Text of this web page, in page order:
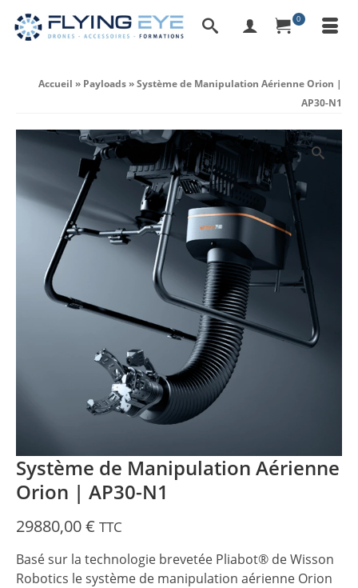
0
Accueil » Payloads»Système de Manipulation Aérienne Orion |
AP30-N1
Système de Manipulation Aérienne
Orion | AP30-N1
29880,00€ TTC
Basé sur la technologie brevetée Pliabot® de Wisson
Robotics le système de manipulation aérienne Orion